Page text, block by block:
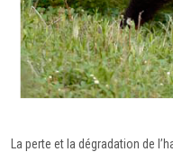
La perte et la dégradation de